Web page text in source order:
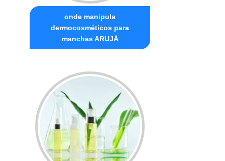
onde manipula
dermocosméticos para
manchas ARUJÁ